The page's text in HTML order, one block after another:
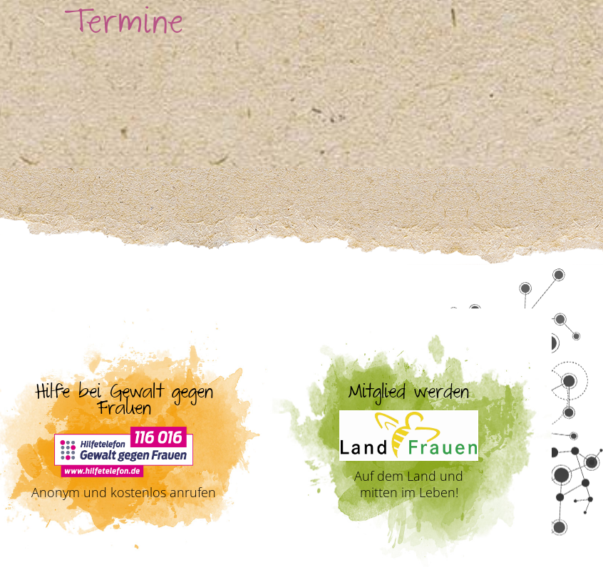
Termine
Hilfe bei Gewalt gegen
Frauen
Anonym und kostenlos anrufen
Mitglied werden
Auf dem Land und
mitten im Leben!